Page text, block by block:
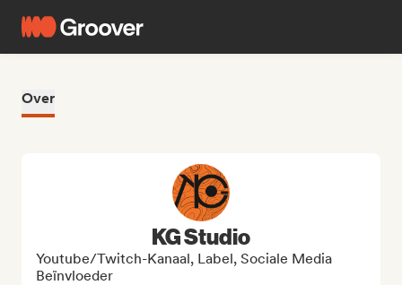
Over
KG Studio
Youtube/Twitch-Kanaal, Label, Sociale Media
Beïnvloeder